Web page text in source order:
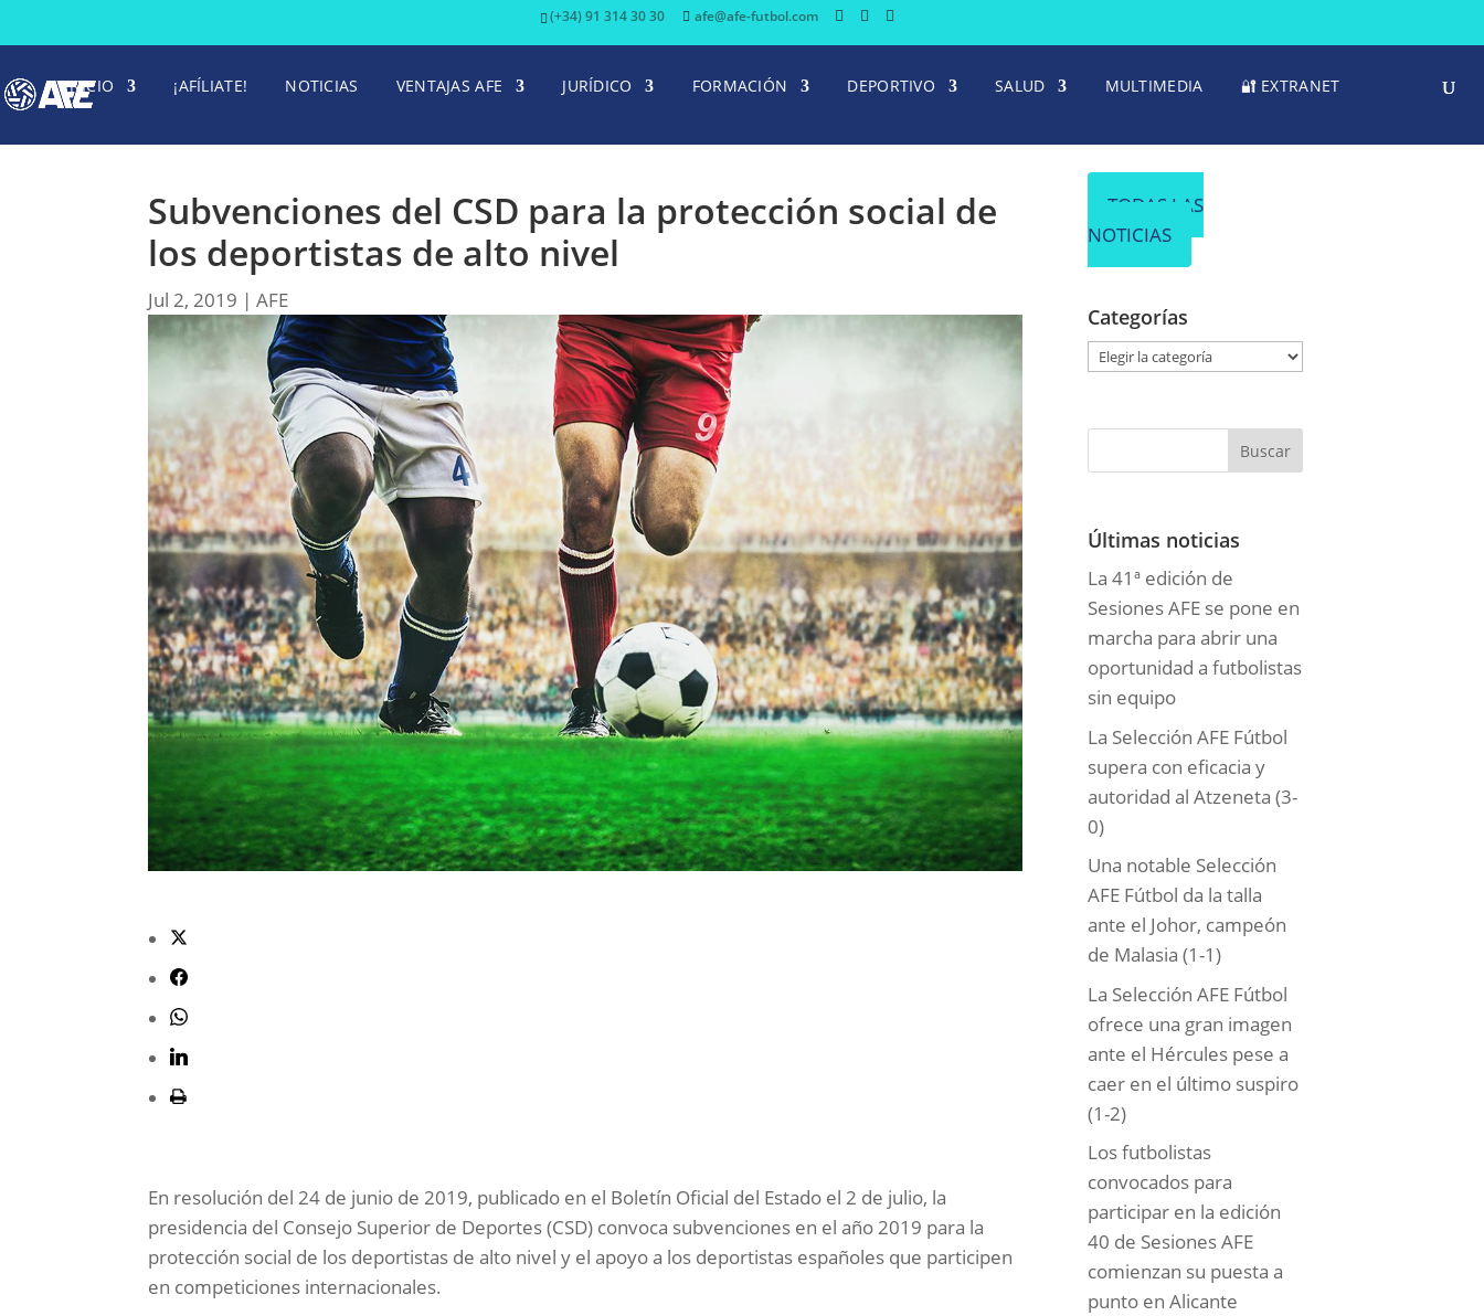
(+34) 91 314 30 30 afe@afe-futbol.com
INICIO ¡AFÍLIATE! NOTICIAS VENTAJAS AFE JURÍDICO FORMACIÓN DEPORTIVO SALUD MULTIMEDIA 🔐 EXTRANET
Subvenciones del CSD para la protección social de
los deportistas de alto nivel
Jul 2, 2019 |AFE
En resolución del 24 de junio de 2019, publicado en el Boletín Oficial del Estado el 2 de julio, la
presidencia del Consejo Superior de Deportes (CSD) convoca subvenciones en el año 2019 para la
protección social de los deportistas de alto nivel y el apoyo a los deportistas españoles que participen
en competiciones internacionales.
TODAS LAS
NOTICIAS
Categorías
g
r
a
s
Últimas noticias
La 41ª edición de
Sesiones AFE se pone en
marcha para abrir una
oportunidad a futbolistas
sin equipo
La Selección AFE Fútbol
supera con eficacia y
autoridad al Atzeneta (3-
0)
Una notable Selección
AFE Fútbol da la talla
ante el Johor, campeón
de Malasia (1-1)
La Selección AFE Fútbol
ofrece una gran imagen
ante el Hércules pese a
caer en el último suspiro
(1-2)
Los futbolistas
convocados para
participar en la edición
40 de Sesiones AFE
comienzan su puesta a
punto en Alicante